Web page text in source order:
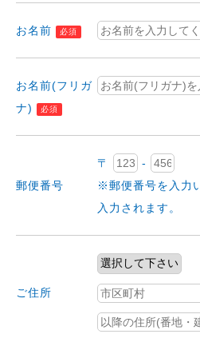
お名前 必須
お名前(フリガ
ナ)
必須
郵便番号
〒
-
※郵便番号を入力
入力されます。
ご住所